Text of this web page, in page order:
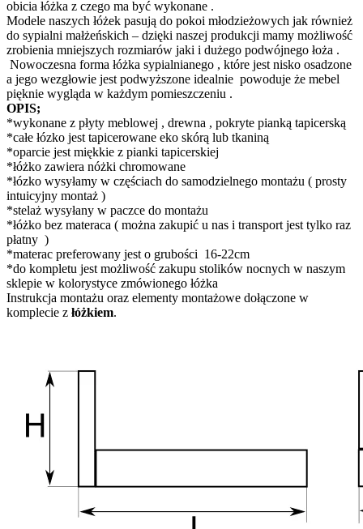
obicia łóżka z czego ma być wykonane .
Modele naszych łóżek pasują do pokoi młodzieżowych jak również
do sypialni małżeńskich – dzięki naszej produkcji mamy możliwość
zrobienia mniejszych rozmiarów jaki i dużego podwójnego łoża .
Nowoczesna forma łóżka sypialnianego , które jest nisko osadzone
a jego wezgłowie jest podwyższone idealnie powoduje że mebel
pięknie wygląda w każdym pomieszczeniu .
OPIS;
*wykonane z płyty meblowej , drewna , pokryte pianką tapicerską
*całe łózko jest tapicerowane eko skórą lub tkaniną
*oparcie jest miękkie z pianki tapicerskiej
*łóżko zawiera nóżki chromowane
*łózko wysyłamy w częściach do samodzielnego montażu ( prosty
intuicyjny montaż )
*stelaż wysyłany w paczce do montażu
*łóżko bez materaca ( można zakupić u nas i transport jest tylko raz
płatny )
*materac preferowany jest o grubości 16-22cm
*do kompletu jest możliwość zakupu stolików nocnych w naszym
sklepie w kolorystyce zmówionego łóżka
Instrukcja montażu oraz elementy montażowe dołączone w
komplecie z łóżkiem.